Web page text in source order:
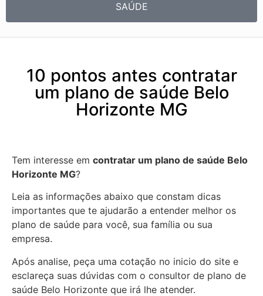
SAÚDE
10 pontos antes contratar
um plano de saúde Belo
Horizonte MG
Tem interesse em contratar um plano de saúde Belo
Horizonte MG?
Leia as informações abaixo que constam dicas
importantes que te ajudarão a entender melhor os
plano de saúde para você, sua família ou sua
empresa.
Após analise, peça uma cotação no inicio do site e
esclareça suas dúvidas com o consultor de plano de
saúde Belo Horizonte que irá lhe atender.